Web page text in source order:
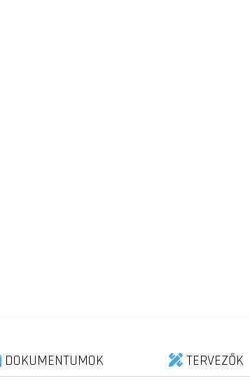
DOKUMENTUMOK TERVEZŐK